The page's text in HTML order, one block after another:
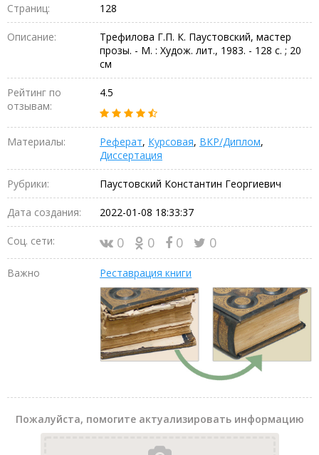
Страниц: 128
Описание:
Трефилова Г.П. К. Паустовский, мастер
прозы. - М. : Худож. лит., 1983. - 128 с. ; 20
см
Рейтинг по
отзывам:
4.5
Материалы: Реферат, Курсовая, ВКР/Диплом,
Диссертация
Рубрики: Паустовский Константин Георгиевич
Дата создания: 2022-01-08 18:33:37
Соц. сети: 0 0 0 0
Важно Реставрация книги
Пожалуйста, помогите актуализировать информацию